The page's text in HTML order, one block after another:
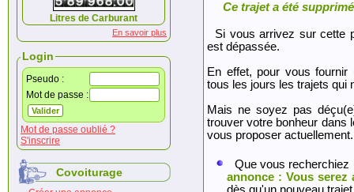
Litres de Carburant
En savoir plus
Login
Pseudo :
Mot de passe :
Mot de passe oublié ?
S'inscrire
Covoiturage
Ce trajet a été
Si vous arrivez sur cette
est dépassée.
En effet, pour vous fournir
tous les jours les trajets qui
Mais ne soyez pas
trouver votre bonheur dans
vous proposer actuellement.
Que vous
annonce : Vous serez